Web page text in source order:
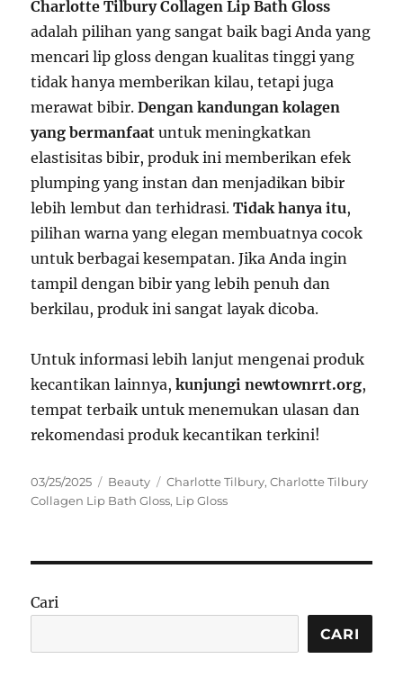
Charlotte Tilbury Collagen Lip Bath Gloss
adalah pilihan yang sangat baik bagi Anda yang
mencari lip gloss dengan kualitas tinggi yang
tidak hanya memberikan kilau, tetapi juga
merawat bibir.Dengan kandungan kolagen
yang bermanfaat untuk meningkatkan
elastisitas bibir, produk ini memberikan efek
plumping yang instan dan menjadikan bibir
lebih lembut dan terhidrasi.Tidak hanya itu,
pilihan warna yang elegan membuatnya cocok
untuk berbagai kesempatan. Jika Anda ingin
tampil dengan bibir yang lebih penuh dan
berkilau, produk ini sangat layak dicoba.
Untuk informasi lebih lanjut mengenai produk
kecantikan lainnya,kunjungi newtownrrt.org,
tempat terbaik untuk menemukan ulasan dan
rekomendasi produk kecantikan terkini!
Posted
on
03/25/2025 Categories
Beauty Tags
Charlotte Tilbury,Charlotte Tilbury
Collagen Lip Bath Gloss, Lip Gloss
Cari
CARI